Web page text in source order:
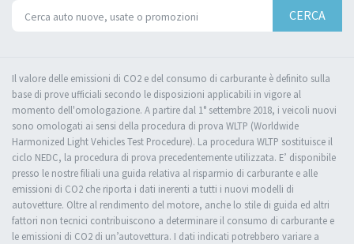
CERCA
Il valore delle emissioni di CO2 e del consumo di carburante è definito sulla
base di prove ufficiali secondo le disposizioni applicabili in vigore al
momento dell'omologazione. A partire dal 1° settembre 2018, i veicoli nuovi
sono omologati ai sensi della procedura di prova WLTP (Worldwide
Harmonized Light Vehicles Test Procedure). La procedura WLTP sostituisce il
ciclo NEDC, la procedura di prova precedentemente utilizzata. E’ disponibile
presso le nostre filiali una guida relativa al risparmio di carburante e alle
emissioni di CO2 che riporta i dati inerenti a tutti i nuovi modelli di
autovetture. Oltre al rendimento del motore, anche lo stile di guida ed altri
fattori non tecnici contribuiscono a determinare il consumo di carburante e
le emissioni di CO2 di un’autovettura. I dati indicati potrebbero variare a